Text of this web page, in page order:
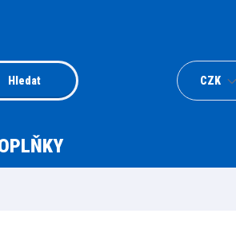
CZK
Hledat